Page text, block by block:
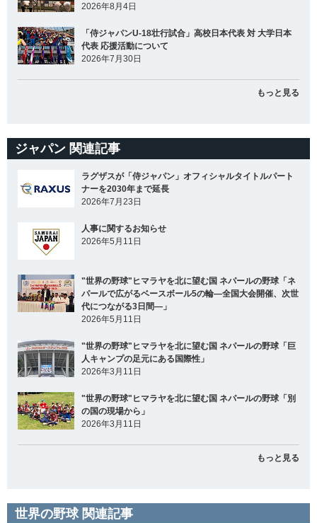
2026年8月4日
「侍ジャパンU-18壮行試合」高校日本代表 対 大学日本
代表 応援活動について
2026年7月30日
もっと見る
ジャパン 関連記事
ラグザスが「侍ジャパン」オフィシャルタイトルパート
ナーを2030年まで延長
2026年7月23日
人事に関するお知らせ
2026年5月11日
"世界の野球"ヒマラヤを北に望む国 ネパールの野球「ネ
パールで広がるベースボール5の輪―全国大会開催、次世
代につながる3日間―」
2026年5月11日
"世界の野球"ヒマラヤを北に望む国 ネパールの野球「巨
人キャンプの足元にある国際性」
2026年3月11日
"世界の野球"ヒマラヤを北に望む国 ネパールの野球「別
の国の現場から」
2026年3月11日
もっと見る
世界の野球 関連記事